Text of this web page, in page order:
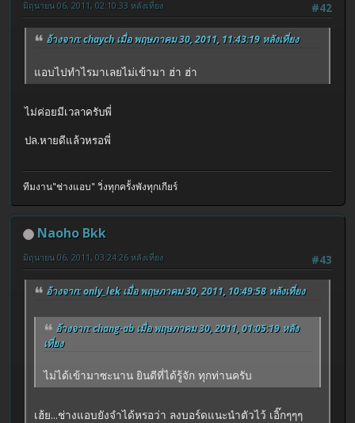
#42
มิถุนายน 06, 2011, 02:10:33 หลังเที่ยง
อ้างจาก: chaych เมื่อ พฤษภาคม 30, 2011, 11:43:19 หลังเที่ยง
แอบไปทำไรมาเลยไม่เข้ามา ฮ่า ฮ่า
ไม่ค่อยมีเวลาครับพี่
ปล.หายดีแล้วหรอพี่
ทีมงาน"ช่างแอบ" วิ่งทุกครั้งพังทุกเกียร์
Naoho Bkk
#43
มิถุนายน 06, 2011, 03:24:26 หลังเที่ยง
อ้างจาก: only_lek เมื่อ พฤษภาคม 30, 2011, 10:49:58 หลังเที่ยง
อ้างจาก: chang-ab เมื่อ พฤษภาคม 30, 2011, 01:05:19 หลัง
เที่ยง
ไม่ได้เข้ามาซะนาน ยินดีที่ได้รู้จัก ทุกท่านครับ
เฮ้ย...ช่างแอบยังจำได้หรอว่า ลงบอร์ดแนะนำตัวไว้ เอิ๊กๆๆๆ